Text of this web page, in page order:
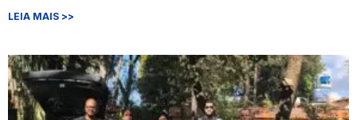
LEIA MAIS >>